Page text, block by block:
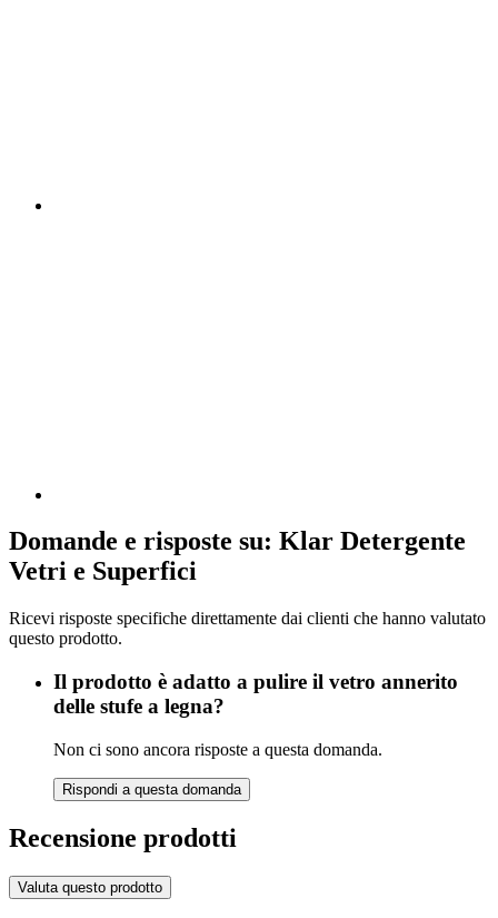
Domande e risposte su: Klar Detergente
Vetri e Superfici
Ricevi risposte specifiche direttamente dai clienti che hanno valutato
questo prodotto.
Il prodotto è adatto a pulire il vetro annerito
delle stufe a legna?
Non ci sono ancora risposte a questa domanda.
Rispondi a questa domanda
Recensione prodotti
Valuta questo prodotto